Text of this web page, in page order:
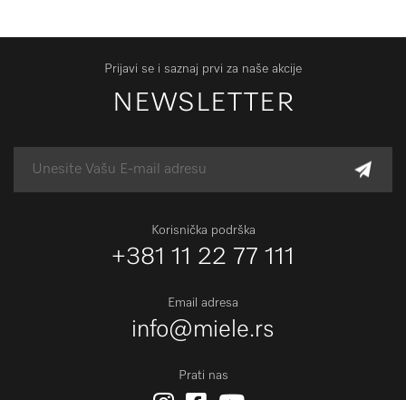
Prijavi se i saznaj prvi za naše akcije
NEWSLETTER
Korisnička podrška
+381 11 22 77 111
Email adresa
info@miele.rs
Prati nas